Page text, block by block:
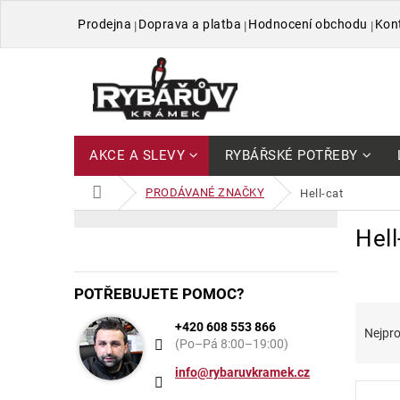
Prodejna Doprava a platba Hodnocení obchodu
AKCE A SLEVY RYBÁŘSKÉ POTŘEBY
DOMŮ PRODÁVANÉ ZNAČKY hell-cat
t
r
n
n
POTŘEBUJETE POMOC?
+420 608 553 866
(Po–Pá 8:00–19:00)
info@rybaruvkramek.cz
ý
d